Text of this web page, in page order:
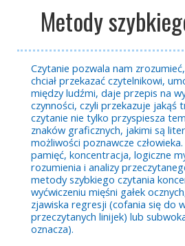
Metody
Czytanie pozwala nam
chciał przekazać czytelnikowi,
między ludźmi, daje przepis na
czynności, czyli przekazuje jakąś
czytanie nie tylko przyspiesza
znaków graficznych, jakimi są
możliwości poznawcze
pamięć, koncentracja, logiczne
rozumienia i analizy
metody szybkiego czytania
wyćwiczeniu mięśni gałek
zjawiska regresji (cofania się do
przeczytanych linijek) lub
oznacza).